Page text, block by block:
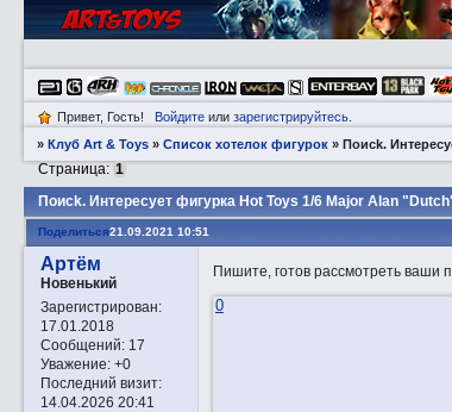
Привет, Гость! Войдитеили зарегистрируйтесь.
»Клуб Art & Toys »Список хотелок фигурок »Пoиck.
Пoиck. Интересует фигурка Hot Toys 1/6 Major Alan
Страница: 1
Поделиться21.09.2021 10:51
Артём
Новенький
Зарегистрирован:
17.01.2018
Сообщений:17
Уважение: +0
Последний визит:
14.04.2026 20:41
Пишите, готов рассмотреть ваши
0